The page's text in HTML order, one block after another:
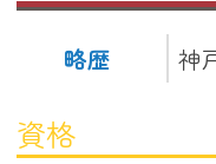
略歴 神
資格